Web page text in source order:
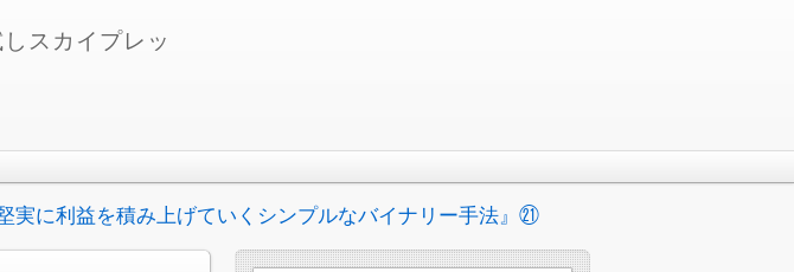
スカイプレッ
に利益を積み上げていくシンプルなバイナリー手法』㉑